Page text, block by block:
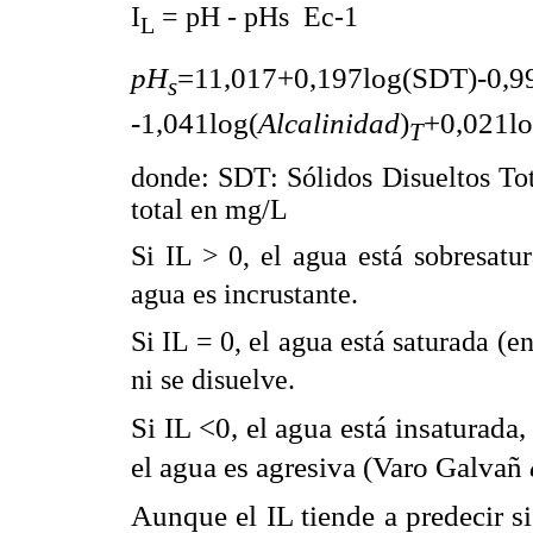
IL = pH - pHs Ec-1
pHs=11,017+0,197log(SDT)-
-1,041log(Alcalinidad)T
donde: SDT: Sólidos Disueltos
total en mg/L
Si IL > 0, el agua está
agua es incrustante.
Si IL = 0, el agua está saturada
ni se disuelve.
Si IL <0, el agua está
el agua es agresiva (Varo Galvañ
Aunque el IL tiende a predecir